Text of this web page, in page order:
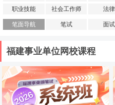
职业技能
社会工作师 法律
笔面导航 笔试 面试
福建事业单位网校课程